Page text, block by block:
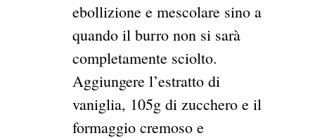
ebollizione e mescolare sino a
quando il burro non si sarà
completamente sciolto.
Aggiungere l’estratto di
vaniglia, 105g di zucchero e il
formaggio cremoso e